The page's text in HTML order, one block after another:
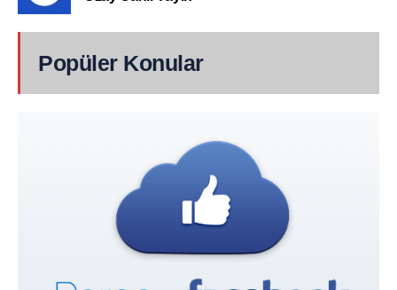
Popüler Konular